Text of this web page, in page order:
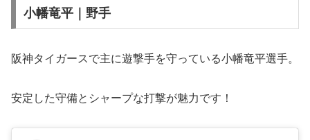
小幡竜平｜野手
阪神タイガースで主に遊撃手を守っている小幡竜平選手。
安定した守備とシャープな打撃が魅力です！